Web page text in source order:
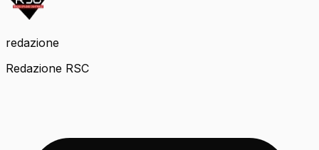
redazione
Redazione RSC